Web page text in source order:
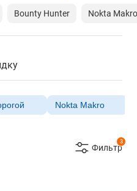
Bounty Hunter Nokta Makro
Nokta Makro
3
Фильтр